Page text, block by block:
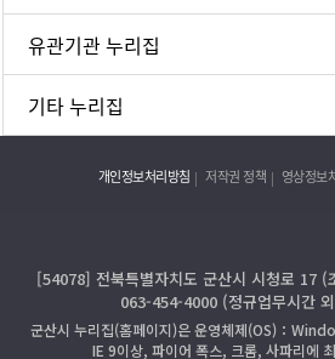
유관기관 누리집
기타 누리집
개인정보처리방침 저작권 정책 영상정보
[54078] 전북특별자치도 군산시 시청로 17 (
063-454-4000 (정규업무시간
군산시 누리집(홈페이지)은 운영체제(OS)：
IE 9이상, 파이어 폭스, 크롬, 사파리에